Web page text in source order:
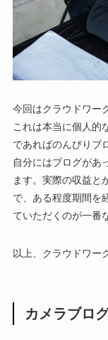
今回はクラウドワー
これは本当に個人的
であればのんびりブ
自分にはブログがあ
ます。実際の収益と
で、ある程度期間を
ていただくのが一番
以上、クラウドワー
カメラブロ